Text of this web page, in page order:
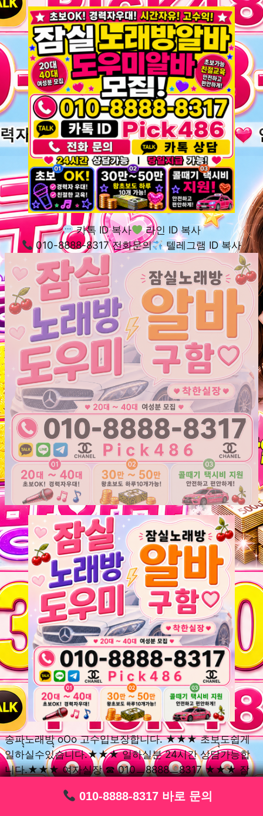
010-8888-8317 바로 문의
010-8888-8317 바로 문의
010-8888-8317 바로 문의
010-8888-8317 바로 문의
010-8888-8317 바로 문의
010-8888-8317 바로 문의
카톡 ID 복사
라인 ID 복사
010-8888-8317 전화문의
텔레그램 ID 복사
송파ุุ노래방ุุ oOo 고수입보장합니다. ★★★ 초보ุุ도쉽게
일하실수있습니다.★★★ 일하실분 24시간 상담가능합
니다.★★★ 여자실장 ☎ 010ㅡ8888ㅡ8317 ★★★ 잠
세요. 여성ㅣุุ알바ุุㅣ여기 신천동ุุ노래방ุุ ◞✿ 풍납동ุุ노래방ุุ
010-8888-8317 바로 문의
010-8888-8317 바로 문의
010-8888-8317 바로 문의